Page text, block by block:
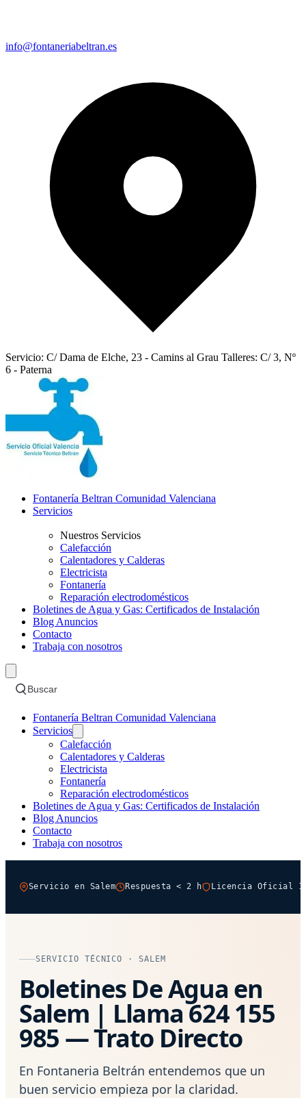
info@fontaneriabeltran.es
Servicio: C/ Dama de Elche, 23 - Camins al Grau Talleres: C/ 3, Nº
6 - Paterna
Fontanería Beltran Comunidad Valenciana
Servicios
Nuestros Servicios
Calefacción
Calentadores y Calderas
Electricista
Fontanería
Reparación electrodomésticos
Boletines de Agua y Gas: Certificados de Instalación
Blog Anuncios
Contacto
Trabaja con nosotros
Buscar
Fontanería Beltran Comunidad Valenciana
Servicios
Calefacción
Calentadores y Calderas
Electricista
Fontanería
Reparación electrodomésticos
Boletines de Agua y Gas: Certificados de Instalación
Blog Anuncios
Contacto
Trabaja con nosotros
Servicio en Salem Respuesta < 2 h Licencia Oficial
SERVICIO TÉCNICO · SALEM
Boletines De Agua en
Salem | Llama 624 155
985 — Trato Directo
En Fontaneria Beltrán entendemos que un
buen servicio empieza por la claridad.